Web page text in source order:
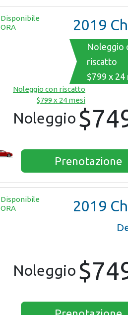
Disponibile
ORA
2019
Noleggio
riscatto
$799 x 24
Noleggio con riscatto
$799 x 24 mesi
Noleggio
Prenotazione
Disponibile
ORA
2019
Noleggio